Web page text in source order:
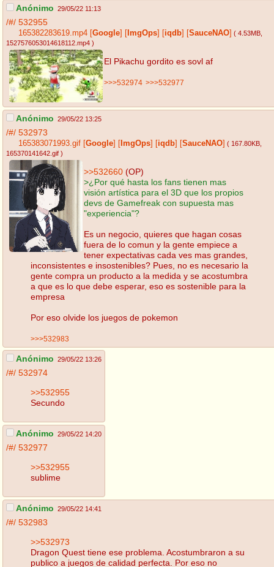
Anónimo 29/05/22 11:13
/#/ 532955
165382283619.mp4 Google ImgOps iqdb SauceNAO ( 4.53MB
1527576053014618112.mp4 )
El Pikachu gordito es sovl af
>>>532974 >>>532977
Anónimo 29/05/22 13:25
/#/ 532973
165383071993.gif Google ImgOps iqdb SauceNAO ( 167.80KB
165370141642.gif )
>>532660 (OP)
>¿Por qué hasta los fans tienen mas
visión artística para el 3D que los propios
devs de Gamefreak con supuesta mas
"experiencia"?
Es un negocio, quieres que hagan cosas
fuera de lo comun y la gente empiece a
tener expectativas cada ves mas grandes,
inconsistentes e insostenibles? Pues, no es necesario la
gente compra un producto a la medida y se acostumbra
a que es lo que debe esperar, eso es sostenible para la
empresa
Por eso olvide los juegos de pokemon
>>>532983
Anónimo 29/05/22 13:26
/#/ 532974
>>532955
Secundo
Anónimo 29/05/22 14:20
/#/ 532977
>>532955
sublime
Anónimo 29/05/22 14:41
/#/ 532983
>>532973
Dragon Quest tiene ese problema. Acostumbraron a su
publico a juegos de calidad perfecta. Por eso no